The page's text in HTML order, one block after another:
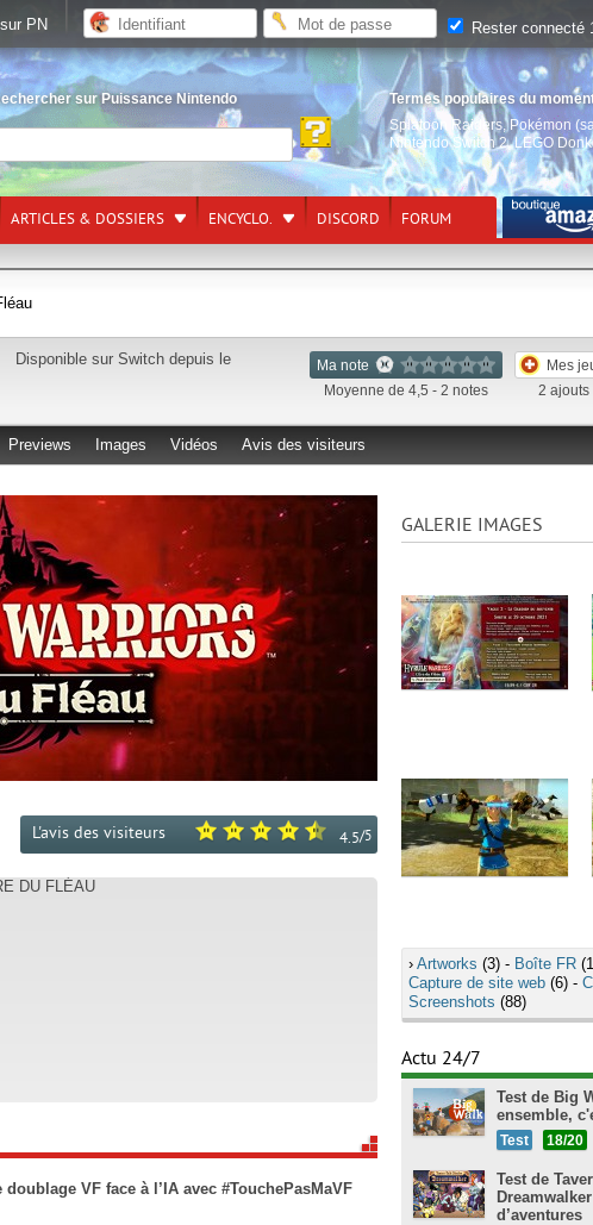
sur Puissance Nintendo
Termes populaires du
Splatoon Raiders, Pokémon
Nintendo Switch 2,LEGO
ARTICLES & DOSSIERS ENCYCLO. DISCORD FORUM
Ma note
Moyenne de 4,5 - 2 notes
Mes
2 ajouts
Disponible sur Switch depuis le
Previews Images Vidéos Avis des visiteurs
4.5/5
L'avis des visiteurs
DU FLÉAU
VF face à l’IA avec #TouchePasMaVF
GALERIE IMAGES
› Artworks (3) - Boîte FR
Capture de site web (6) -
Screenshots (88)
Actu 24/7
Test de Big
ensemble,
Test 18/20
Test de
d’aventures
PN Rester connecté